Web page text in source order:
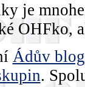
je
OHFko,
Ádův blog
.